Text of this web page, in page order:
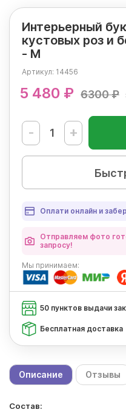
Интерьерный
кустовых роз и
- М
Артикул: 14456
5 480 ₽ 6300 ₽
- +
Оплати онлайн и
Отправляем фото
запросу!
Мы принимаем:
50 пунктов выдачи
Бесплатная доставка
Описание Отзывы
Состав: